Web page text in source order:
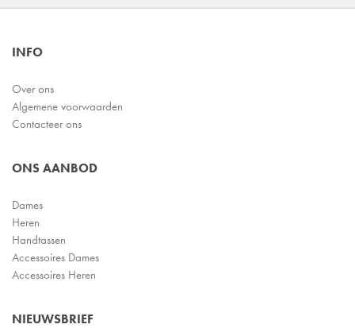
INFO
Over ons
Algemene voorwaarden
Contacteer ons
ONS AANBOD
Dames
Heren
Handtassen
Accessoires Dames
Accessoires Heren
NIEUWSBRIEF